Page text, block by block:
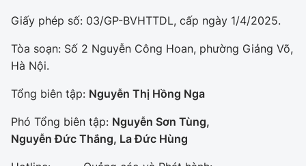
Giấy phép số: 03/GP-BVHTTDL, cấp ngày 1/4/2025.
Tòa soạn: Số 2 Nguyễn Công Hoan, phường Giảng Võ,
Hà Nội.
Tổng biên tập: Nguyễn Thị Hồng Nga
Phó Tổng biên tập: Nguyễn Sơn Tùng,
Nguyễn Đức Thắng, La Đức Hùng